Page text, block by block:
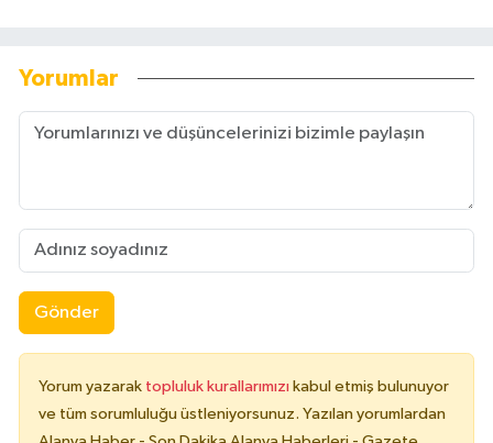
Yorumlar
Gönder
Yorum yazarak topluluk kurallarımızı kabul etmiş bulunuyor
ve tüm sorumluluğu üstleniyorsunuz. Yazılan yorumlardan